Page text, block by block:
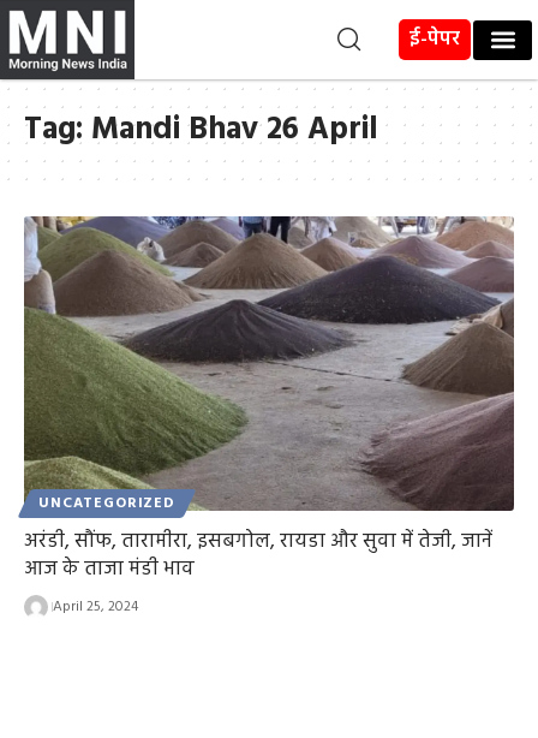
ई-पेपर
Tag: Mandi Bhav 26 April
UNCATEGORIZED
अरंडी, सौंफ, तारामीरा, इसबगोल, रायडा और सुवा में तेजी, जानें
आज के ताजा मंडी भाव
April 25, 2024